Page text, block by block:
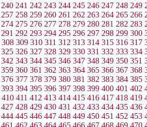
240 241 242 243 244 245 246 247 248 249
257 258 259 260 261 262 263 264 265 266
274 275 276 277 278 279 280 281 282 283
291 292 293 294 295 296 297 298 299 300
308 309 310 311 312 313 314 315 316 317
325 326 327 328 329 330 331 332 333 334
342 343 344 345 346 347 348 349 350 351
359 360 361 362 363 364 365 366 367 368
376 377 378 379 380 381 382 383 384 385
393 394 395 396 397 398 399 400 401 402
410 411 412 413 414 415 416 417 418 419
427 428 429 430 431 432 433 434 435 436
444 445 446 447 448 449 450 451 452 453